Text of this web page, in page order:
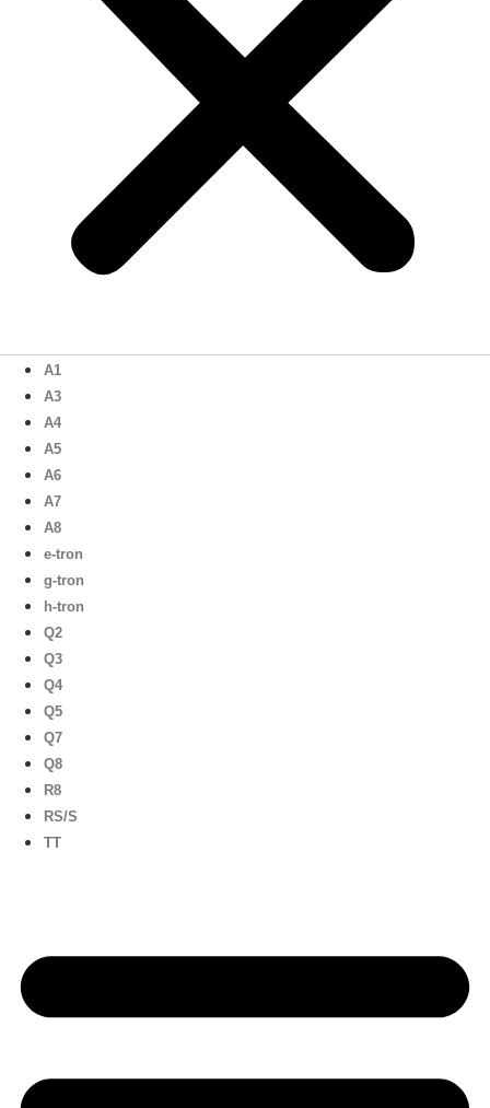
A1
A3
A4
A5
A6
A7
A8
e-tron
g-tron
h-tron
Q2
Q3
Q4
Q5
Q7
Q8
R8
RS/S
TT